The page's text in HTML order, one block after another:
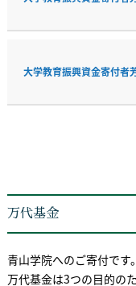
大学教育振興資金寄付者
万代基金
青山学院へのご寄付です。
万代基金は3つの目的の